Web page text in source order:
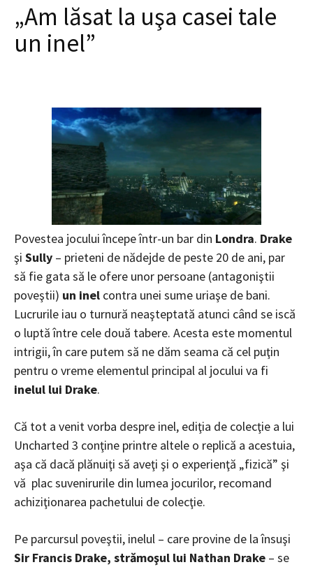
„Am lăsat la uşa casei tale
un inel”
Povestea jocului începe într-un bar din Londra. Drake
şi Sully – prieteni de nădejde de peste 20 de ani, par
să fie gata să le ofere unor persoane (antagoniştii
poveştii) un inel contra unei sume uriaşe de bani.
Lucrurile iau o turnură neaşteptată atunci când se iscă
o luptă între cele două tabere. Acesta este momentul
intrigii, în care putem să ne dăm seama că cel puţin
pentru o vreme elementul principal al jocului va fi
inelul lui Drake.
Că tot a venit vorba despre inel, ediţia de colecţie a lui
Uncharted 3 conţine printre altele o replică a acestuia,
aşa că dacă plănuiţi să aveţi şi o experienţă „fizică” şi
vă plac suvenirurile din lumea jocurilor, recomand
achiziţionarea pachetului de colecţie.
Pe parcursul poveştii, inelul – care provine de la însuşi
Sir Francis Drake, strămoşul lui Nathan Drake – se